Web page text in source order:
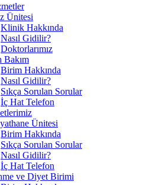
Ünitesi
Klinik Hakkında
Nasıl Gidilir?
Doktorlarımız
Bakım
Birim Hakkında
Nasıl Gidilir?
Sıkça Sorulan Sorular
İç Hat Telefon
Ünitesi
Birim Hakkında
Sıkça Sorulan Sorular
Nasıl Gidilir?
İç Hat Telefon
ve Diyet Birimi